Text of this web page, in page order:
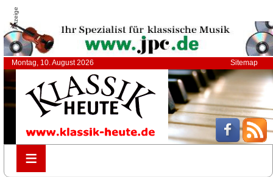
Anzeige
Montag, 10. August 2026 Sitemap
≡
≡